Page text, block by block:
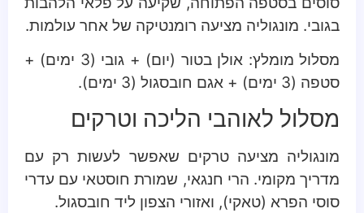
בגובי. מונגוליה מציעה רומנטיקה של אחר עולמות.
מסלול מומלץ: אולן בטור (יום) + גובי (3 ימים) +
סטפה (3 ימים) + אגם חובסגול (3 ימים).
מסלול לאוהבי הליכה וטרקים
מונגוליה מציעה טרקים שאפשר לעשות רק עם
מדריך מקומי. הרי חנגאי, שמורת חוסטאי עם עדרי
סוסי הפרא (טאקי), ואזורי הצפון ליד חובסגול.